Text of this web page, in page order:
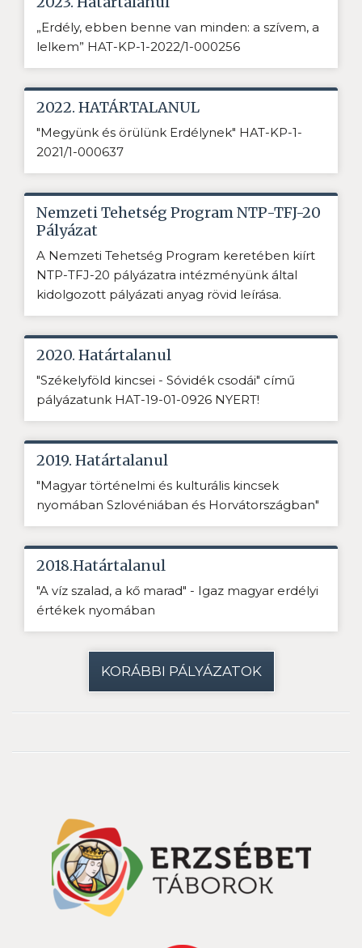
„Erdély, ebben benne van minden: a szívem, a
lelkem” HAT-KP-1-2022/1-000256
2022. HATÁRTALANUL
"Megyünk és örülünk Erdélynek" HAT-KP-1-
2021/1-000637
Nemzeti Tehetség Program NTP-TFJ-20
Pályázat
A Nemzeti Tehetség Program keretében kiírt
NTP-TFJ-20 pályázatra intézményünk által
kidolgozott pályázati anyag rövid leírása.
2020. Határtalanul
"Székelyföld kincsei - Sóvidék csodái" című
pályázatunk HAT-19-01-0926 NYERT!
2019. Határtalanul
"Magyar történelmi és kulturális kincsek
nyomában Szlovéniában és Horvátországban"
2018.Határtalanul
"A víz szalad, a kő marad" - Igaz magyar erdélyi
értékek nyomában
KORÁBBI PÁLYÁZATOK